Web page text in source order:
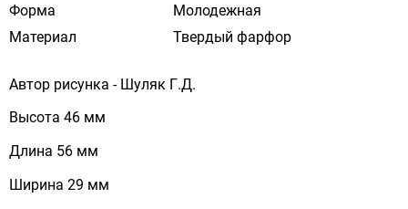
Форма
Молодежная
Материал
Твердый фарфор
Автор рисунка - Шуляк Г.Д.
Высота 46 мм
Длина 56 мм
Ширина 29 мм